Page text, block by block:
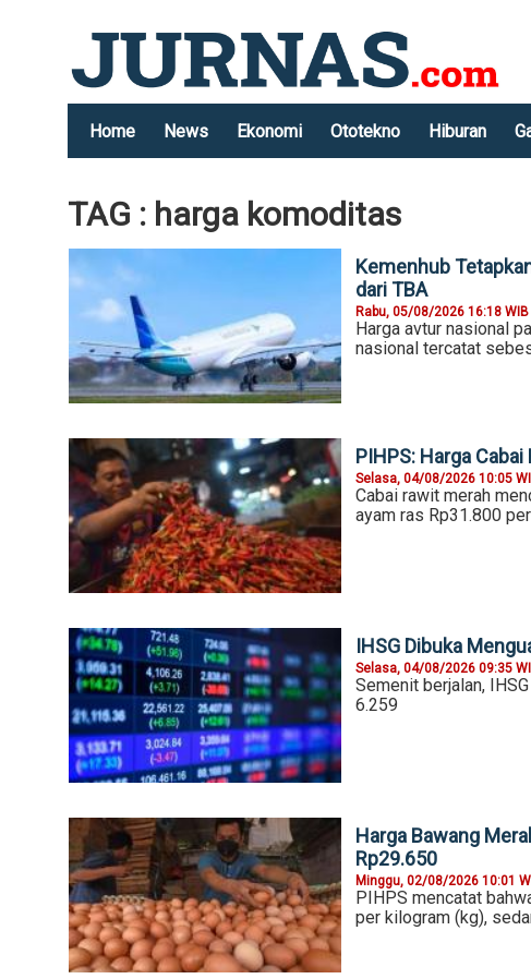
Home News Ekonomi Ototekno Hiburan
TAG : harga komoditas
Kemenhub
dari TBA
Rabu, 05/08/2026 16:18 WIB
Harga avtur nasional
nasional tercatat
PIHPS: Harga
Selasa, 04/08/2026 10:05
Cabai rawit merah
ayam ras Rp31.800
IHSG Dibuka
Selasa, 04/08/2026 09:35
Semenit berjalan,
6.259
Harga Bawang
Rp29.650
Minggu, 02/08/2026 10:01
PIHPS mencatat
per kilogram (kg),